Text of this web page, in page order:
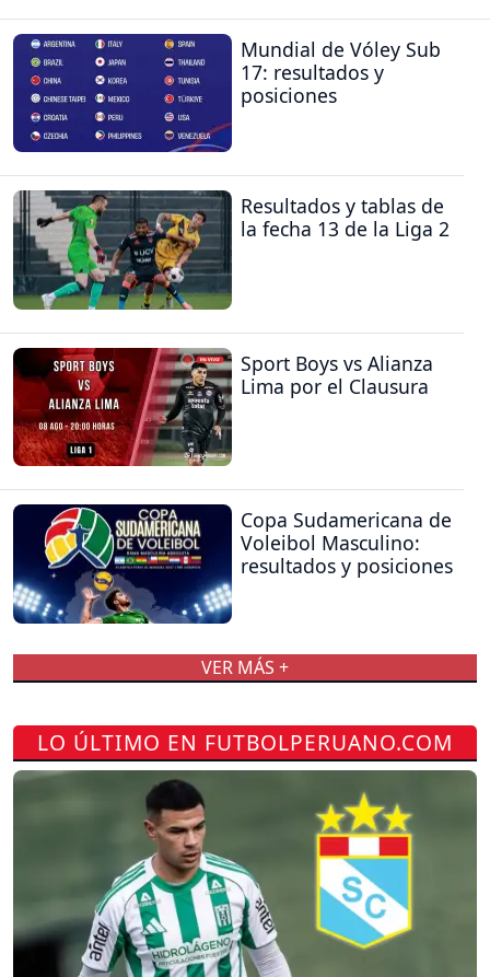
Mundial de Vóley Sub
17: resultados y
posiciones
Resultados y tablas de
la fecha 13 de la Liga 2
Sport Boys vs Alianza
Lima por el Clausura
Copa Sudamericana de
Voleibol Masculino:
resultados y posiciones
VER MÁS +
LO ÚLTIMO EN FUTBOLPERUANO.COM